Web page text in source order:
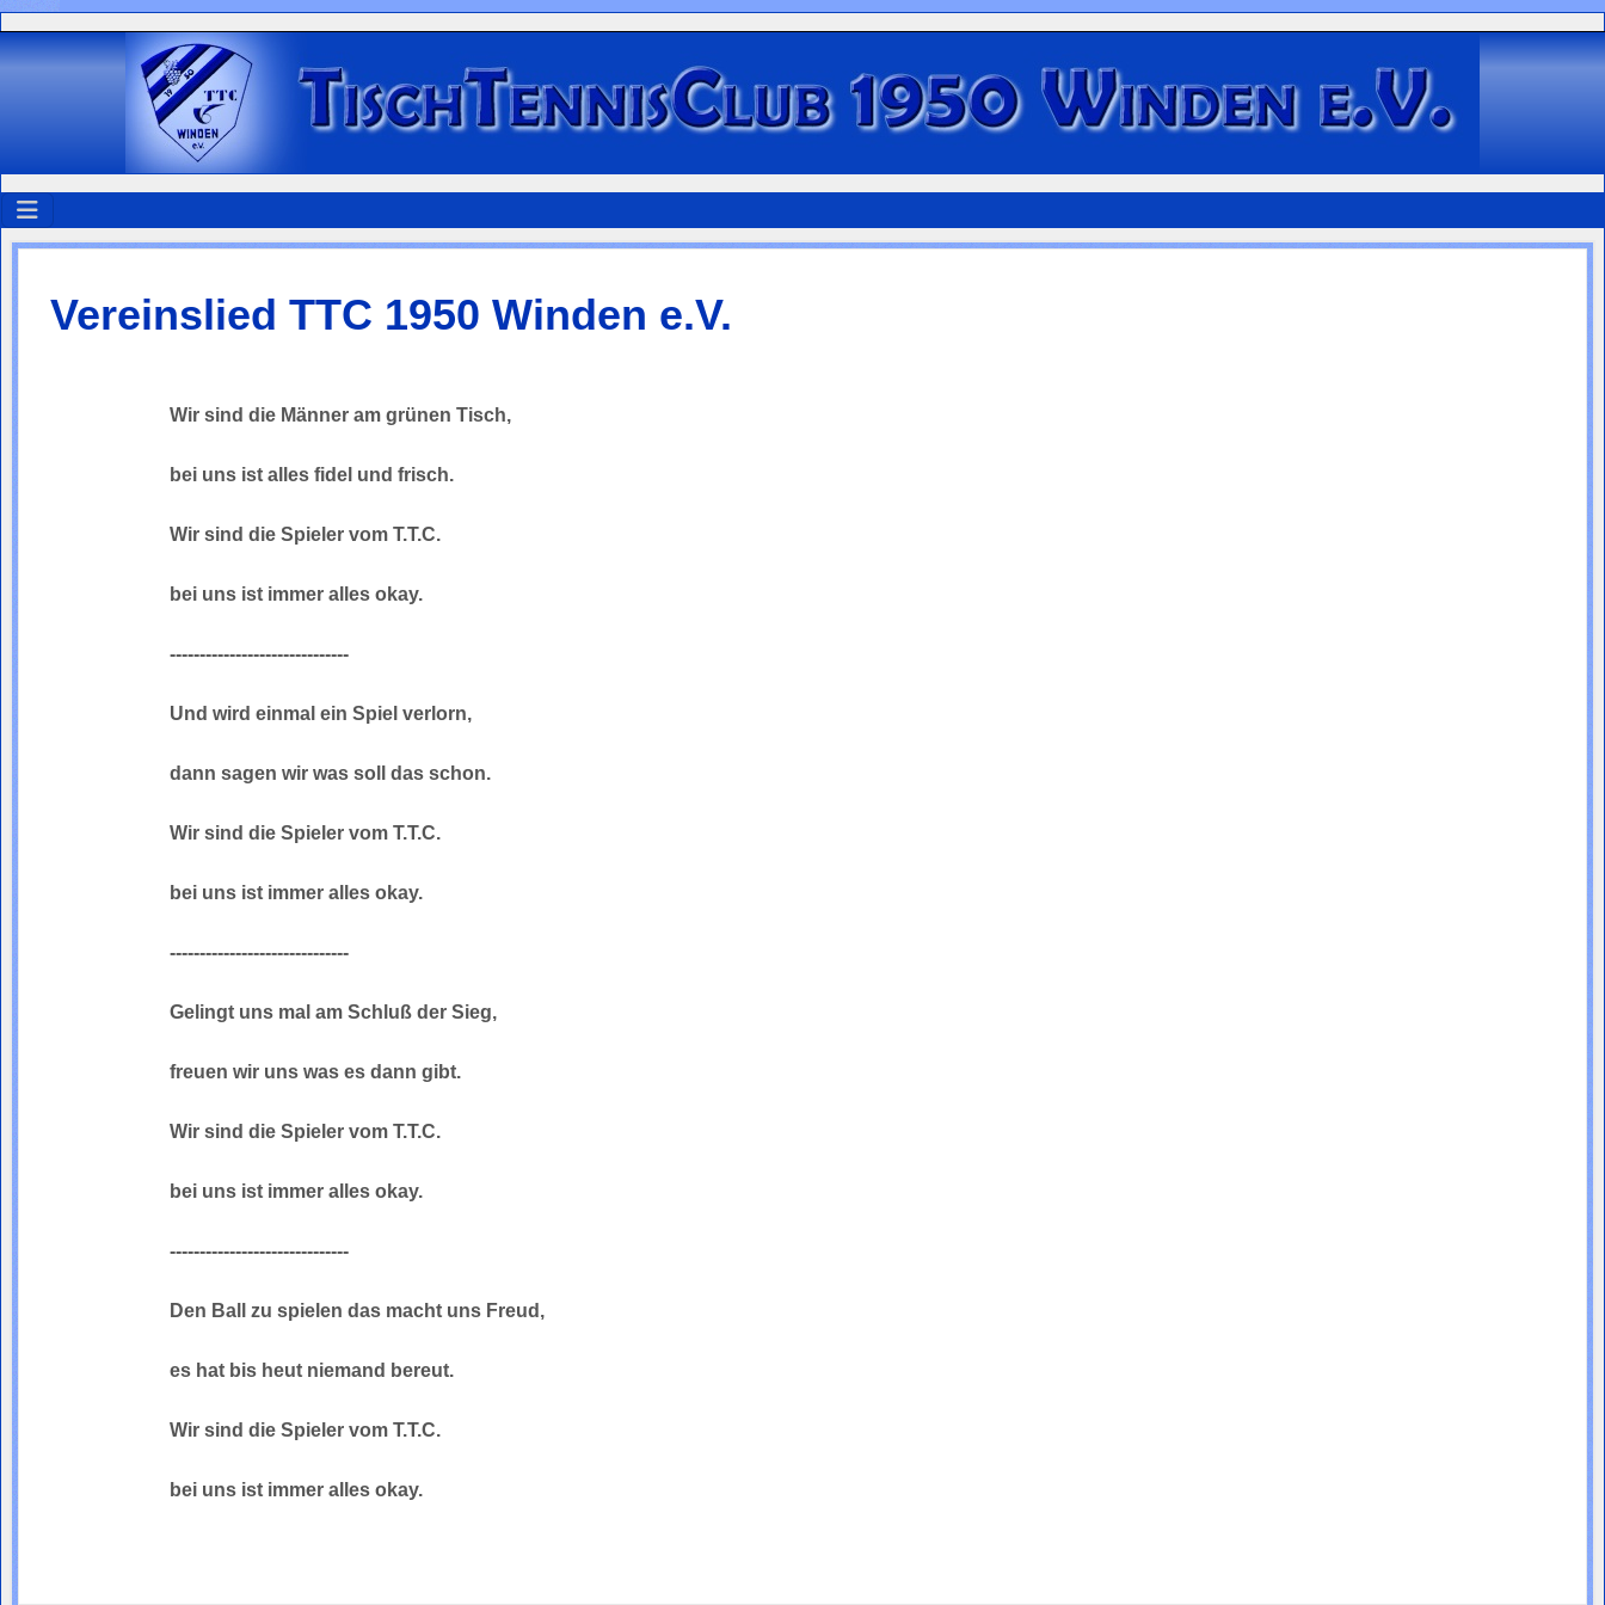
Vereinslied TTC 1950 Winden e.V.
Wir sind die Männer am grünen Tisch,
bei uns ist alles fidel und frisch.
Wir sind die Spieler vom T.T.C.
bei uns ist immer alles okay.
------------------------------
Und wird einmal ein Spiel verlorn,
dann sagen wir was soll das schon.
Wir sind die Spieler vom T.T.C.
bei uns ist immer alles okay.
------------------------------
Gelingt uns mal am Schluß der Sieg,
freuen wir uns was es dann gibt.
Wir sind die Spieler vom T.T.C.
bei uns ist immer alles okay.
------------------------------
Den Ball zu spielen das macht uns Freud,
es hat bis heut niemand bereut.
Wir sind die Spieler vom T.T.C.
bei uns ist immer alles okay.